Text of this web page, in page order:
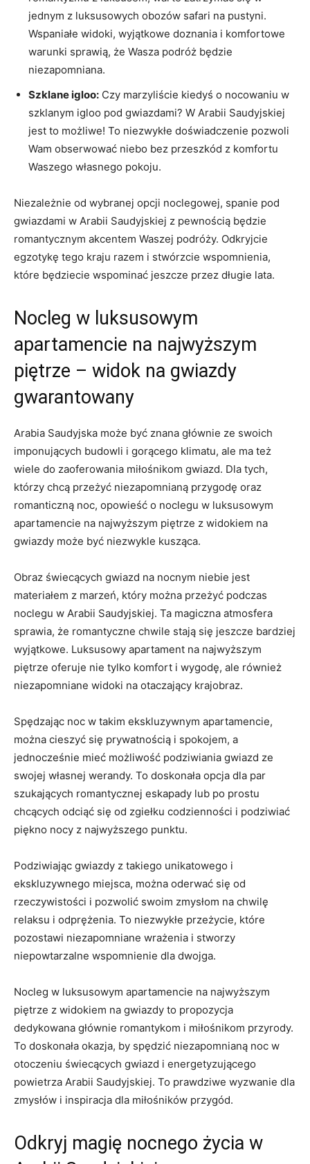
jednym z⁣ luksusowych obozów safari ⁤na ⁤pustyni.
Wspaniałe widoki,​ wyjątkowe doznania‌ i komfortowe
warunki ‍sprawią, że Wasza podróż ⁢będzie ​
niezapomniana.
Szklane igloo: Czy marzyliście kiedyś‍ o‌ nocowaniu w
szklanym igloo pod gwiazdami? W ‍Arabii Saudyjskiej
jest to możliwe!⁤ To niezwykłe doświadczenie pozwoli
Wam obserwować niebo bez przeszkód z komfortu
Waszego ⁢własnego pokoju.
Niezależnie od wybranej ⁤opcji‍ noclegowej,⁣ spanie ⁢pod
gwiazdami w Arabii‌ Saudyjskiej z pewnością będzie
‍romantycznym akcentem⁣ Waszej podróży. Odkryjcie
egzotykę ‍tego kraju ⁤razem i stwórzcie wspomnienia,
które ‌będziecie wspominać jeszcze przez długie lata.
Nocleg w luksusowym
apartamencie na najwyższym
‌piętrze – ‌widok na gwiazdy
⁣gwarantowany
Arabia‌ Saudyjska może być znana‌ głównie‍ ze swoich
imponujących ‍budowli i ⁤gorącego klimatu, ​ale ma też
⁤wiele do zaoferowania miłośnikom gwiazd. Dla⁣ tych,
którzy chcą ​przeżyć niezapomnianą przygodę oraz
romanticzną​ noc, opowieść o noclegu w luksusowym
apartamencie na najwyższym⁣ piętrze z widokiem na
gwiazdy może być niezwykle kusząca.
Obraz⁤ świecących⁤ gwiazd na nocnym niebie​ jest
materiałem z marzeń, ​który można przeżyć podczas
⁣noclegu w Arabii Saudyjskiej.‍ Ta magiczna atmosfera
sprawia, że romantyczne chwile ⁢stają się jeszcze bardziej​
wyjątkowe. Luksusowy apartament na najwyższym
piętrze oferuje nie tylko⁤ komfort i wygodę, ale również
niezapomniane widoki⁢ na otaczający krajobraz.
Spędzając noc w takim ekskluzywnym⁤ apartamencie,⁢
można ​cieszyć się⁤ prywatnością i spokojem, a
jednocześnie ‍mieć możliwość podziwiania gwiazd ze
swojej własnej ⁤werandy. To doskonała opcja dla⁤ par
szukających romantycznej eskapady lub po prostu
chcących⁣ odciąć się od zgiełku codzienności i ⁢podziwiać
piękno nocy z najwyższego punktu.
Podziwiając gwiazdy z ⁤takiego unikatowego ​i⁣
ekskluzywnego miejsca, można oderwać⁣ się⁣ od
rzeczywistości i pozwolić swoim zmysłom na⁤ chwilę
relaksu i ⁤odprężenia. ⁢To ⁣niezwykłe przeżycie, które⁢
pozostawi niezapomniane wrażenia​ i stworzy
niepowtarzalne ⁣wspomnienie dla dwojga.
Nocleg w ⁣luksusowym apartamencie‌ na najwyższym⁢
piętrze ⁢z widokiem ‍na gwiazdy to propozycja
dedykowana głównie romantykom i miłośnikom przyrody.
To doskonała⁤ okazja, by spędzić ‍niezapomnianą ⁤noc w
otoczeniu ‍świecących ⁤gwiazd ​i energetyzującego
powietrza Arabii Saudyjskiej. ​To prawdziwe wyzwanie dla
zmysłów i inspiracja dla miłośników przygód.
Odkryj magię nocnego życia w